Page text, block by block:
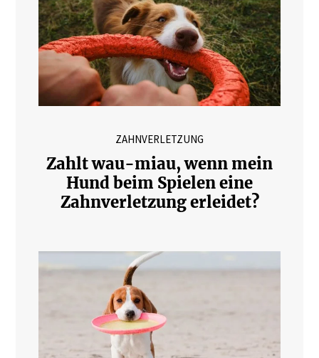
ZAHNVERLETZUNG
Zahlt wau-miau, wenn mein
Hund beim Spielen eine
Zahnverletzung erleidet?